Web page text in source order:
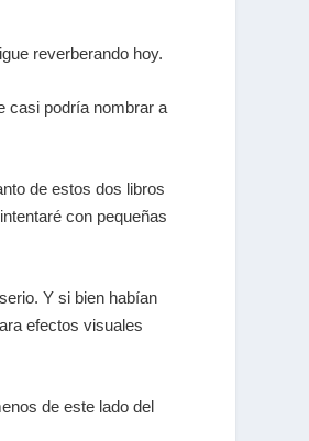
reverberando hoy.
casi podría nombrar a
de estos dos libros
con pequeñas
Y si bien habían
efectos visuales
de este lado del